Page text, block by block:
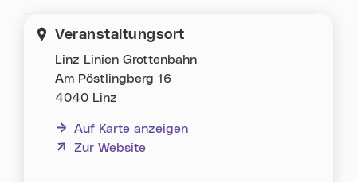
Veranstaltungsort
Linz Linien Grottenbahn
Am Pöstlingberg 16
4040 Linz
Auf Karte anzeigen
Zur Website
(neues Fenster)